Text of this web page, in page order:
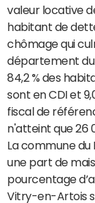
valeur locative
habitant de
chômage qui
département du
84,2 % des
sont en CDI et
fiscal de
n'atteint que 26
La commune
une part de
pourcentage
Vitry-en-Artois